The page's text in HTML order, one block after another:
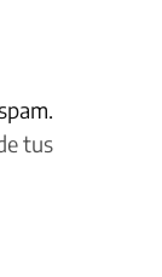
tus